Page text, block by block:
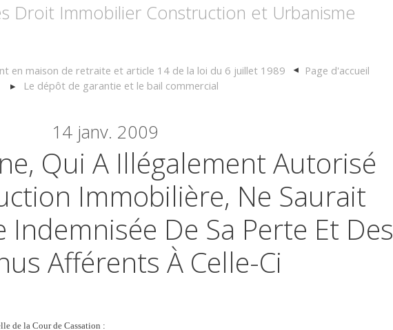
Droit Immobilier Construction et Urbanisme
en maison de retraite et article 14 de la loi du 6 juillet 1989
Page d'accueil
Le dépôt de garantie et le bail commercial
14 janv. 2009
Qui A Illégalement Autorisé
Immobilière, Ne Saurait
De Sa Perte Et Des
Afférents À Celle-Ci
de la Cour de Cassation :